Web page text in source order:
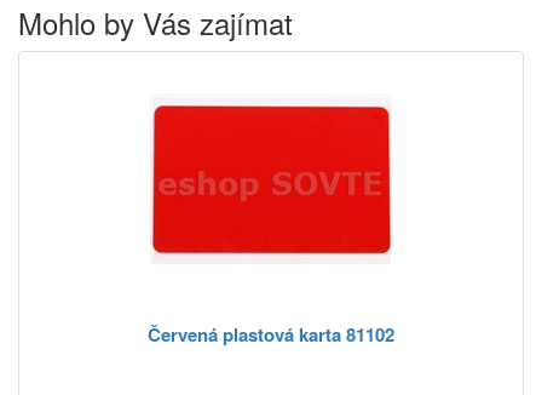
Mohlo by Vás zajímat
Červená plastová karta 81102